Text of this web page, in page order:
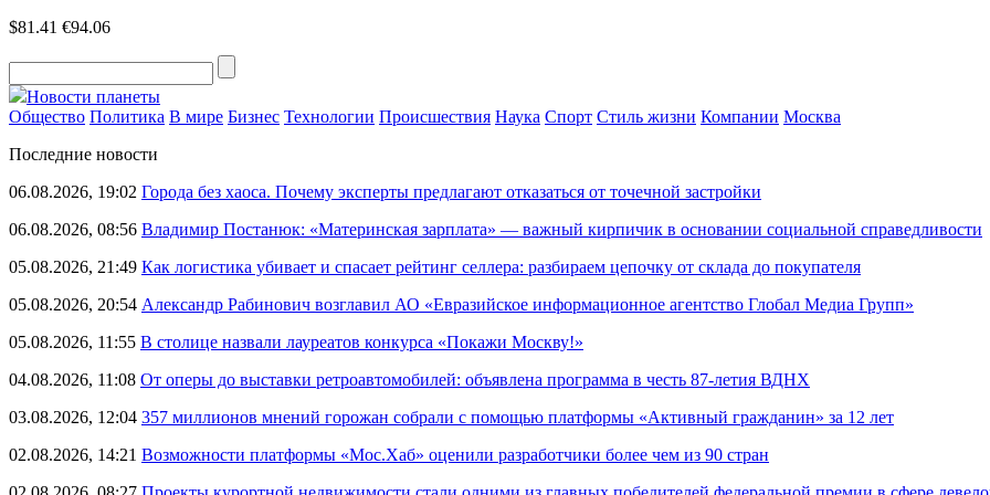
$81.41 €94.06
Новости планеты
Общество Политика В мире Бизнес Технологии Происшествия Наука Спорт Стиль жизни Компании Москва
Последние новости
06.08.2026, 19:02 Города без хаоса. Почему эксперты предлагают отказаться от точечной застройки
06.08.2026, 08:56 Владимир Постанюк: «Материнская зарплата» — важный кирпичик в основании социальной справедливости
05.08.2026, 21:49 Как логистика убивает и спасает рейтинг селлера: разбираем цепочку от склада до покупателя
05.08.2026, 20:54 Александр Рабинович возглавил АО «Евразийское информационное агентство Глобал Медиа Групп»
05.08.2026, 11:55 В столице назвали лауреатов конкурса «Покажи Москву!»
04.08.2026, 11:08 От оперы до выставки ретроавтомобилей: объявлена программа в честь 87-летия ВДНХ
03.08.2026, 12:04 357 миллионов мнений горожан собрали с помощью платформы «Активный гражданин» за 12 лет
02.08.2026, 14:21 Возможности платформы «Мос.Хаб» оценили разработчики более чем из 90 стран